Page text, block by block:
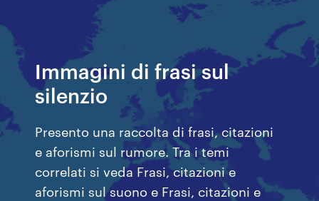
Immagini di frasi sul
silenzio
Presento una raccolta di frasi, citazioni
e aforismi sul rumore. Tra i temi
correlati si veda Frasi, citazioni e
aforismi sul suono e Frasi, citazioni e